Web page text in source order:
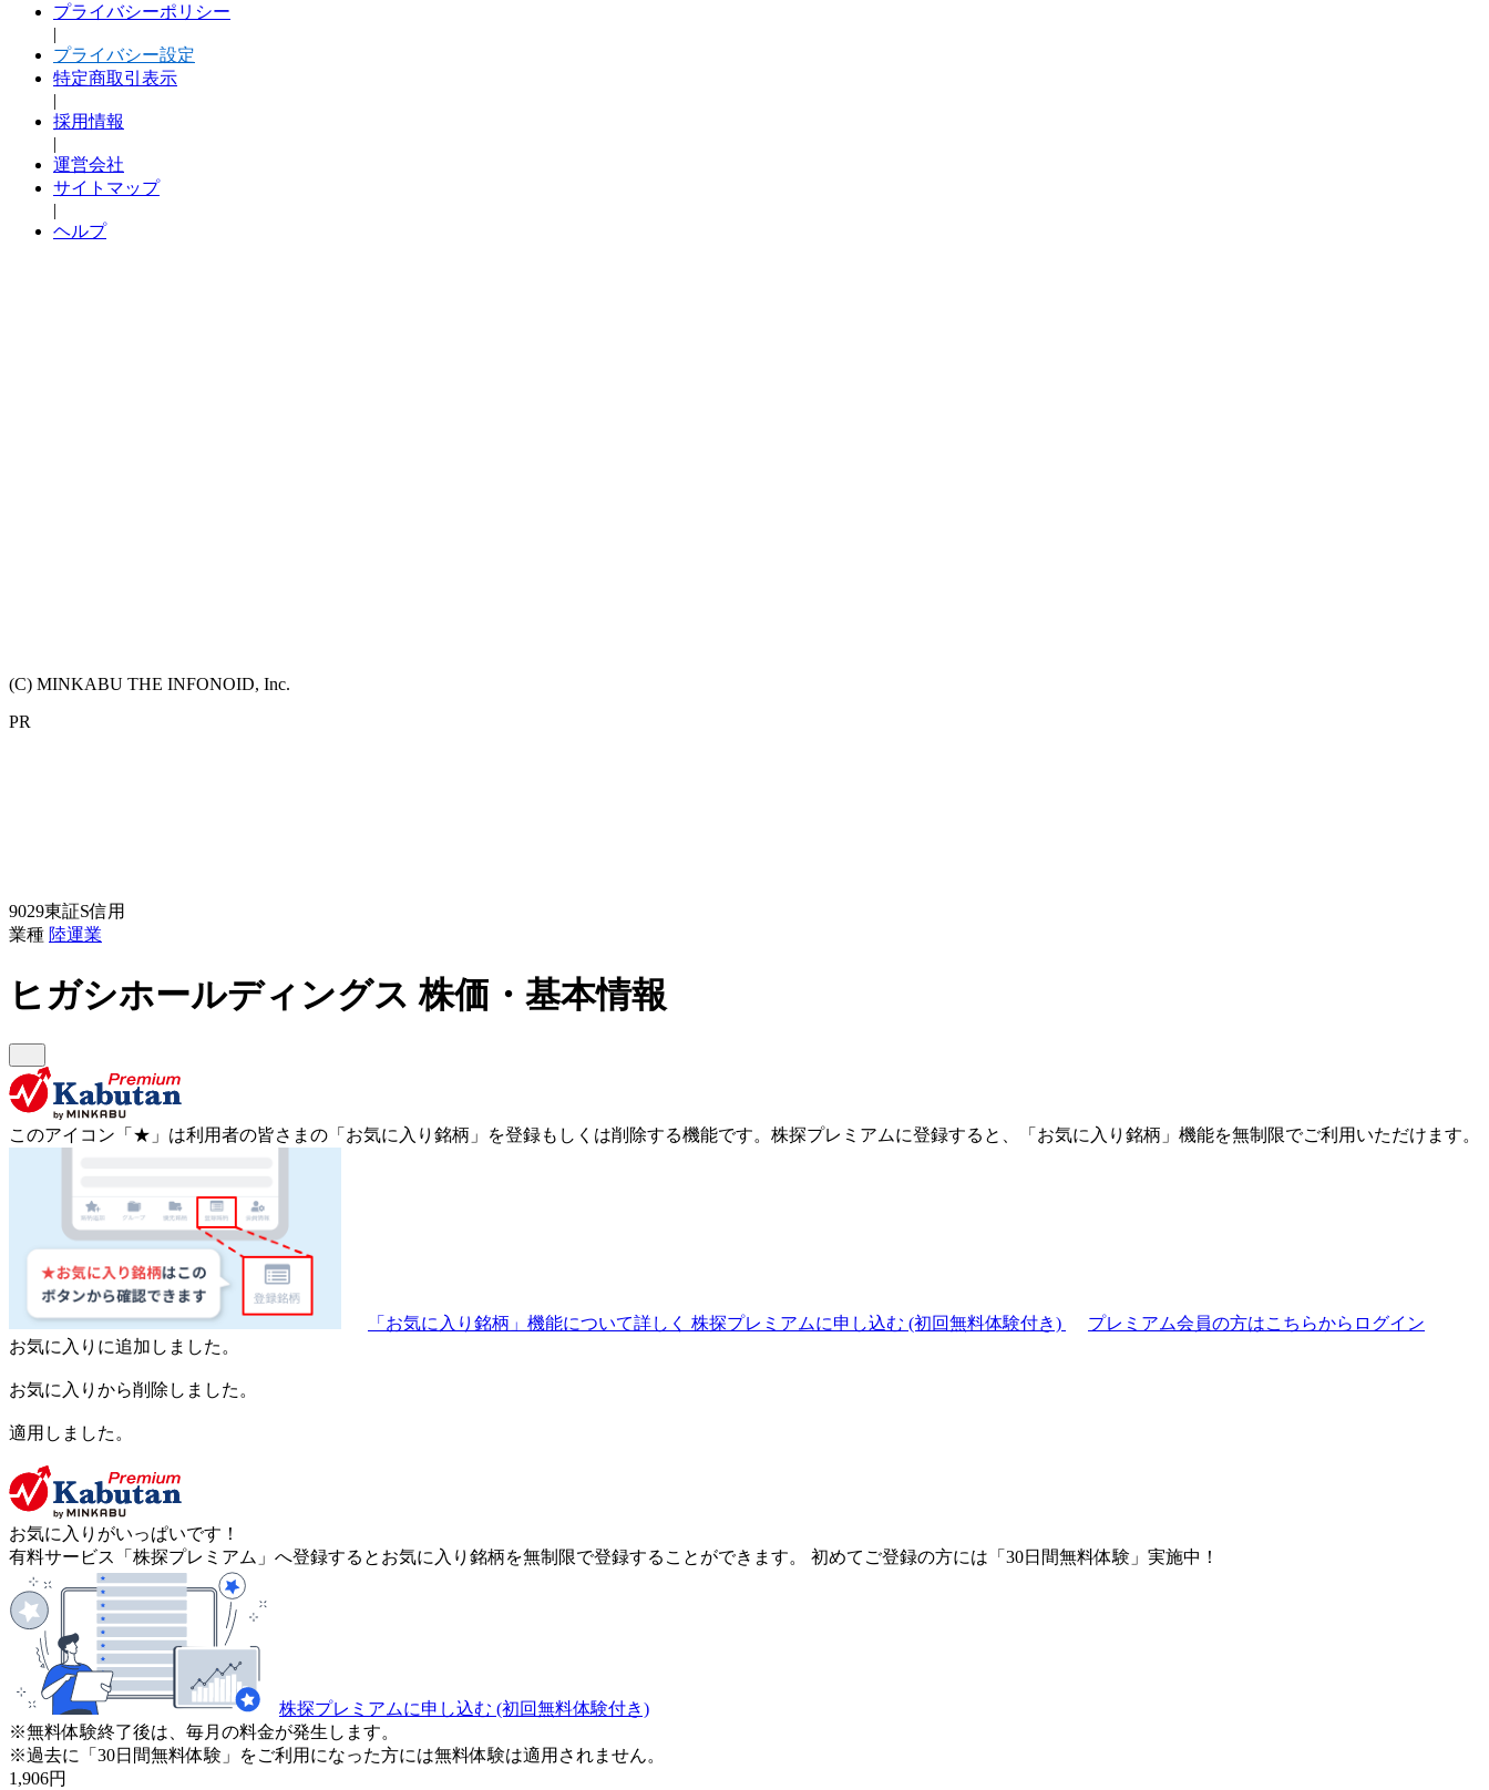
プライバシーポリシー
|
プライバシー設定
特定商取引表示
|
採用情報
|
運営会社
サイトマップ
|
ヘルプ
(C) MINKABU THE INFONOID, Inc.
PR
9029東証S信用
業種 陸運業
ヒガシホールディングス株価・基本情報
このアイコン 「★」 は利用者の皆さまの 「お気に入り銘柄」を登録もしくは削除する機能です。 株探プレミアムに登録すると、「お気に入り銘柄」機能を無制限でご利用いただけます。
「お気に入り銘柄」機能について詳しく 株探プレミアムに申し込む (初回無料体験付き)
プレミアム会員の方はこちらからログイン
お気に入りに追加しました。
お気に入りから削除しました。
適用しました。
お気に入りがいっぱいです！
有料サービス「株探プレミアム」へ登録するとお気に入り銘柄を無制限で登録することができます。 初めてご登録の方には「30日間無料体験」実施中！
株探プレミアムに申し込む (初回無料体験付き)
※無料体験終了後は、毎月の料金が発生します。
※過去に「30日間無料体験」をご利用になった方には無料体験は適用されません。
1,906円